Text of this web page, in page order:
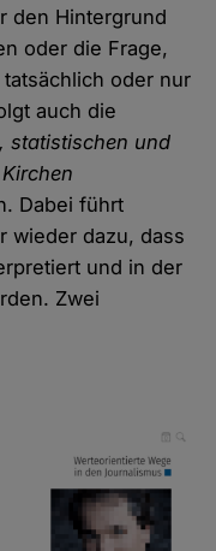
den Hintergrund
oder die Frage,
oder nur
auch die
statistischen und
Dabei führt
wieder dazu, dass
und in der
Zwei